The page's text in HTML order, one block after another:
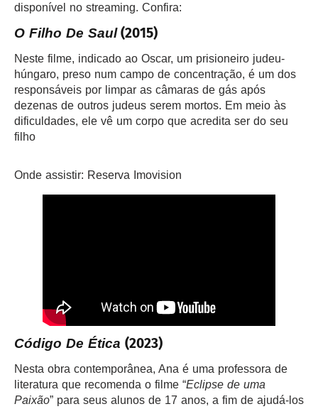
disponível no streaming. Confira:
O Filho De Saul (2015)
Neste filme, indicado ao Oscar, um prisioneiro judeu-
húngaro, preso num campo de concentração, é um dos
responsáveis por limpar as câmaras de gás após
dezenas de outros judeus serem mortos. Em meio às
dificuldades, ele vê um corpo que acredita ser do seu
filho
Onde assistir: Reserva Imovision
Código De Ética (2023)
Nesta obra contemporânea, Ana é uma professora de
literatura que recomenda o filme “Eclipse de uma
Paixão” para seus alunos de 17 anos, a fim de ajudá-los